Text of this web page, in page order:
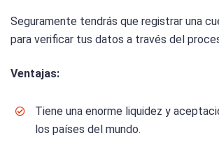
Seguramente tendrás que registrar una
para verificar tus datos a través del
Ventajas:
Tiene una enorme liquidez y
los países del mundo.